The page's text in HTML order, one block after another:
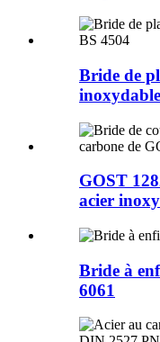
Bride de
GOST
acier
Bride à
6061